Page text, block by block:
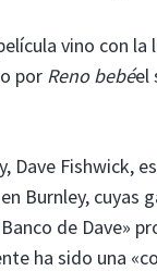
vino con la
por Reno bebéel
Dave Fishwick,
Burnley, cuyas
de Dave»
ha sido una